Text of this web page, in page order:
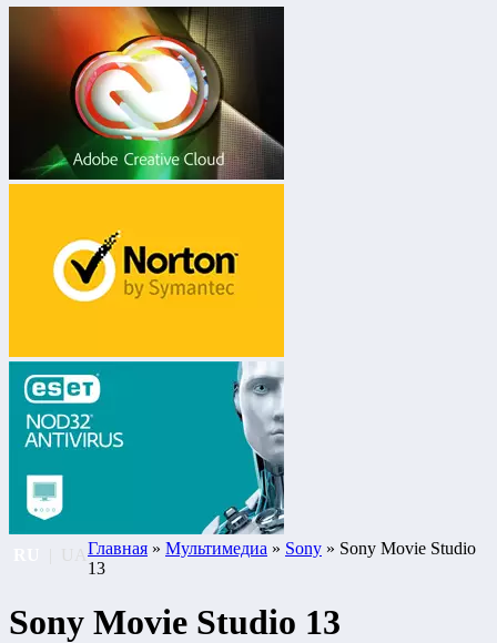
Главная » Мультимедиа » Sony » Sony Movie Studio
13
Sony Movie Studio 13